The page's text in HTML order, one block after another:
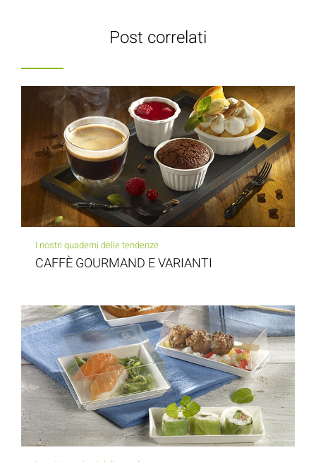
Post correlati
I nostri quaderni delle tendenze
CAFFÈ GOURMAND E VARIANTI